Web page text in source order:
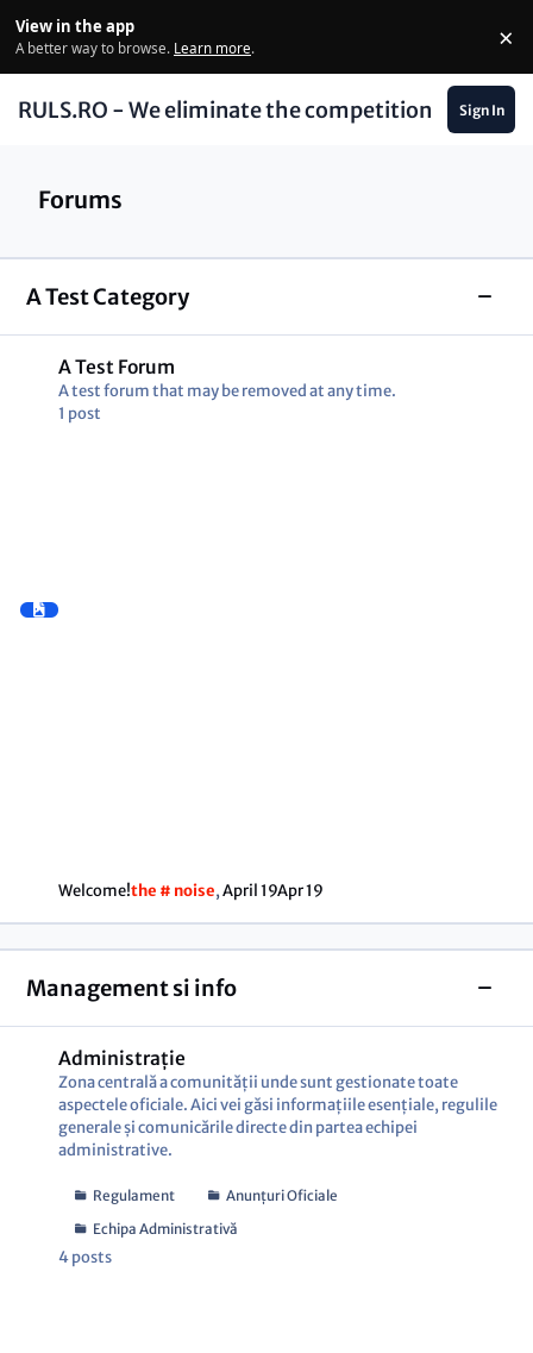
View in the app
A better way to browse. Learn more. ×
RULS.RO - We eliminate the competition Sign In
Forums
A Test Category
A Test Forum
A test forum that may be removed at any time.
1 post
Welcome!the # noise,April 19Apr 19
Management si info
Administrație
Zona centrală a comunității unde sunt gestionate toate
aspectele oficiale. Aici vei găsi informațiile esențiale, regulile
generale și comunicările directe din partea echipei
administrative.
Regulament
Anunțuri Oficiale
Echipa Administrativă
4posts